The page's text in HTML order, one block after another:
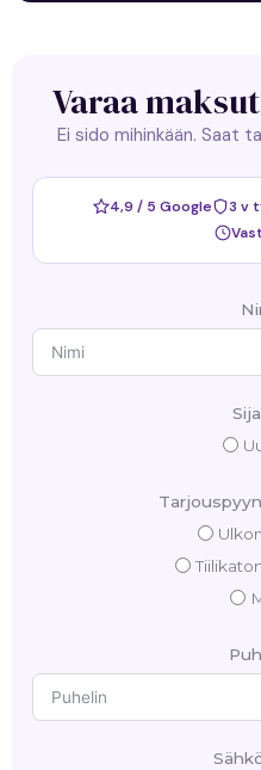
Varaa
Ei sido mihinkään. Saat
4,9 / 5 Google 3 v